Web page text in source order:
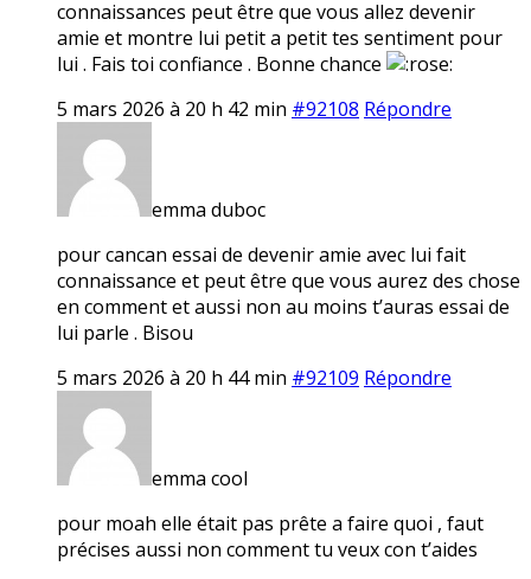
connaissances peut être que vous allez devenir
amie et montre lui petit a petit tes sentiment pour
lui . Fais toi confiance . Bonne chance
5 mars 2026 à 20 h 42 min #92108 Répondre
emma duboc
pour cancan essai de devenir amie avec lui fait
connaissance et peut être que vous aurez des chose
en comment et aussi non au moins t’auras essai de
lui parle . Bisou
5 mars 2026 à 20 h 44 min #92109 Répondre
emma cool
pour moah elle était pas prête a faire quoi , faut
précises aussi non comment tu veux con t’aides